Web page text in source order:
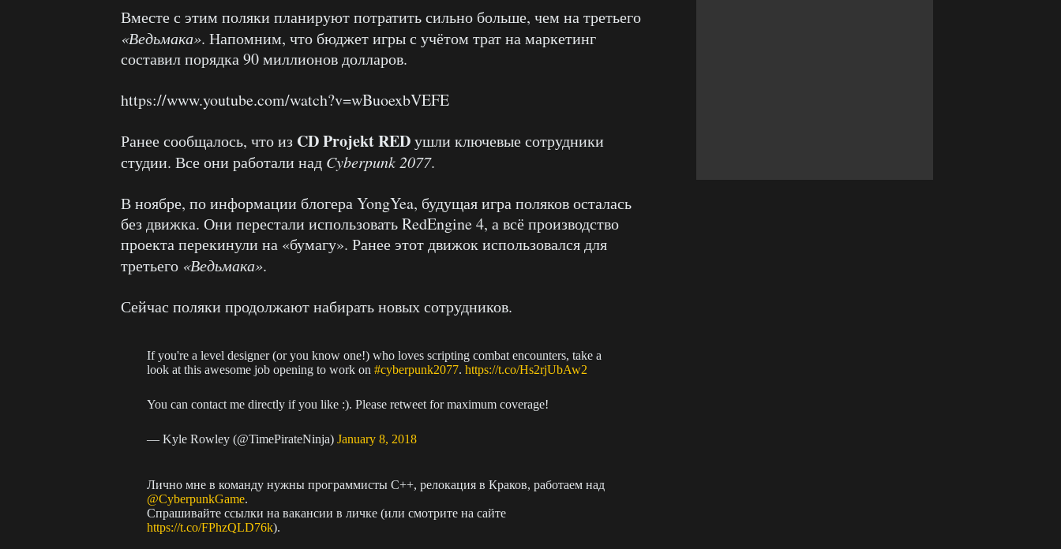
Вместе с этим поляки планируют потратить сильно больше, чем на третьего
«Ведьмака». Напомним, что бюджет игры с учётом трат на маркетинг
составил порядка 90 миллионов долларов.
https://www.youtube.com/watch?v=wBuoexbVEFE
Ранее сообщалось, что из CD Projekt REDушли ключевые сотрудники
студии. Все они работали над Cyberpunk 2077.
В ноябре, по информации блогера YongYea, будущая игра поляков осталась
без движка. Они перестали использовать RedEngine 4, а всё производство
проекта перекинули на «бумагу». Ранее этот движок использовался для
третьего «Ведьмака».
Сейчас поляки продолжают набирать новых сотрудников.
If you're a level designer (or you know one!) who loves scripting combat encounters, take a
look at this awesome job opening to work on#cyberpunk2077.https://t.co/Hs2rjUbAw2
You can contact me directly if you like :). Please retweet for maximum coverage!
— Kyle Rowley (@TimePirateNinja)January 8, 2018
Лично мне в команду нужны программисты С++, релокация в Краков, работаем над
@CyberpunkGame.
Спрашивайте ссылки на вакансии в личке (или смотрите на сайте
https://t.co/FPhzQLD76k).